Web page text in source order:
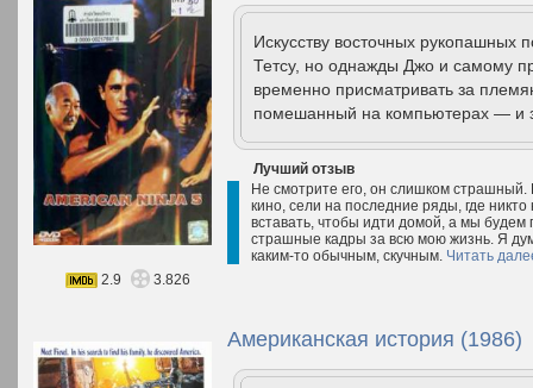
Искусству восточных рукопашных
Тетсу, но однажды Джо и самому
временно присматривать за
помешанный на компьютерах — и
Лучший отзыв
Не смотрите его, он слишком
кино, сели на последние ряды, где
вставать, чтобы идти домой, а мы будем
страшные кадры за всю мою жизнь. Я
каким-то обычным, скучным. Читать
2.9
3.826
Американская история (1986)